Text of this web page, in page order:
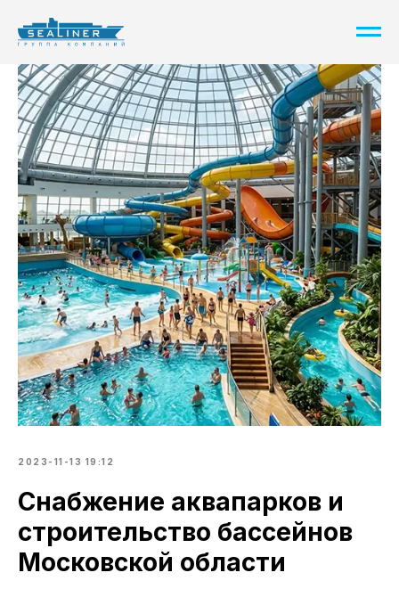
2023-11-13 19:12
Снабжение аквапарков и
строительство бассейнов
Московской области